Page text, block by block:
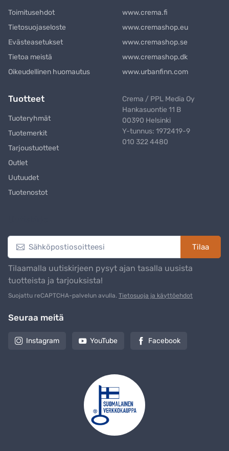
Toimitusehdot
Tietosuojaseloste
Evästeasetukset
Tietoa meistä
Oikeudellinen huomautus
www.crema.fi
www.cremashop.eu
www.cremashop.se
www.cremashop.dk
www.urbanfinn.com
Tuotteet
Tuoteryhmät
Tuotemerkit
Tarjoustuotteet
Outlet
Uutuudet
Tuotenostot
Crema / PPL Media Oy
Hankasuontie 11 B
00390 Helsinki
Y-tunnus: 1972419-9
010 322 4480
Tilaa
Tilaamalla uutiskirjeen pysyt ajan tasalla uusista
tuotteista ja tarjouksista!
Suojattu reCAPTCHA-palvelun avulla. Tietosuoja ja käyttöehdot
Seuraa meitä
Instagram YouTube Facebook